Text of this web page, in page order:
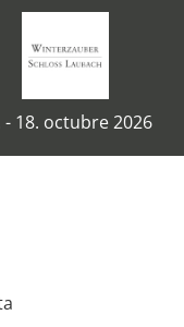
- 18. octubre 2026